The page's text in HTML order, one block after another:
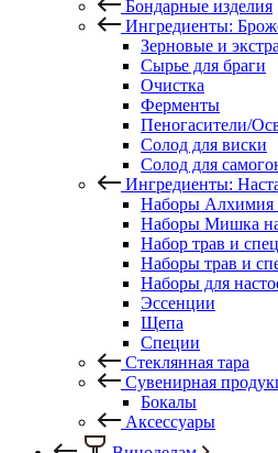
Бондарные изделия
Ингредиенты:
Зерновые и
Сырье для браги
Очистка
Ферменты
Пеногасители/
Солод для виски
Солод для
Ингредиенты:
Наборы Алхимия
Наборы Мишка
Набор трав и
Наборы трав и
Наборы для
Эссенции
Щепа
Специи
Стеклянная тара
Сувенирная
Бокалы
Аксессуары